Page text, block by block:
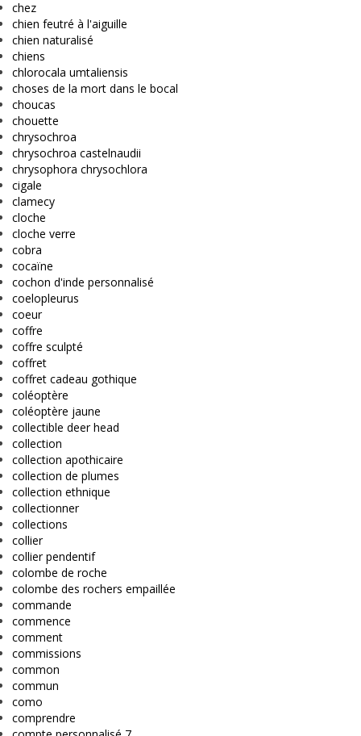
chez
chien feutré à l'aiguille
chien naturalisé
chiens
chlorocala umtaliensis
choses de la mort dans le bocal
choucas
chouette
chrysochroa
chrysochroa castelnaudii
chrysophora chrysochlora
cigale
clamecy
cloche
cloche verre
cobra
cocaïne
cochon d'inde personnalisé
coelopleurus
coeur
coffre
coffre sculpté
coffret
coffret cadeau gothique
coléoptère
coléoptère jaune
collectible deer head
collection
collection apothicaire
collection de plumes
collection ethnique
collectionner
collections
collier
collier pendentif
colombe de roche
colombe des rochers empaillée
commande
commence
comment
commissions
common
commun
como
comprendre